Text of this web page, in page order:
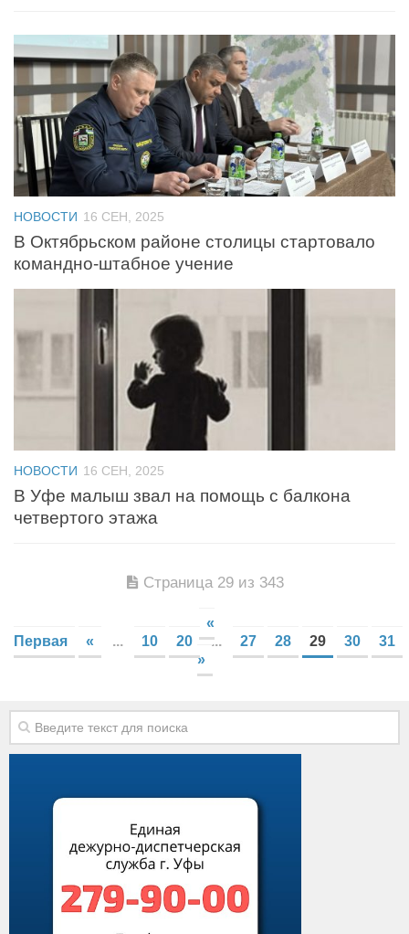
НОВОСТИ 16 СЕН, 2025
В Октябрьском районе столицы стартовало
командно‑штабное учение
НОВОСТИ 16 СЕН, 2025
В Уфе малыш звал на помощь с балкона
четвертого этажа
Страница 29 из 343
«
Первая
« ... 10 20 ... 27 28 29 30
31
»